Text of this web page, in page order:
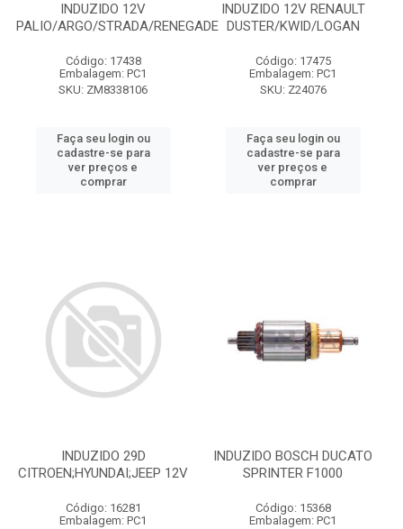
INDUZIDO 12V
PALIO/ARGO/STRADA/RENEGADE
Código: 17438
Embalagem: PC1
SKU: ZM8338106
Faça seu login ou
cadastre-se para
ver preços e
comprar
INDUZIDO 12V RENAULT
DUSTER/KWID/LOGAN
Código: 17475
Embalagem: PC1
SKU: Z24076
Faça seu login ou
cadastre-se para
ver preços e
comprar
INDUZIDO 29D
CITROEN;HYUNDAI;JEEP 12V
Código: 16281
Embalagem: PC1
INDUZIDO BOSCH DUCATO
SPRINTER F1000
Código: 15368
Embalagem: PC1